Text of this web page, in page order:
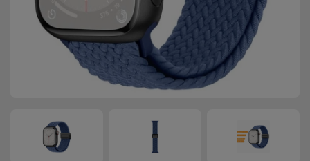
Samsung
Oppo
Apple Watch
Reconditionnés
Samsungs
Reconditionnés
Reconditionnés
Adaptateurs
Coques et
Batteries
Externes